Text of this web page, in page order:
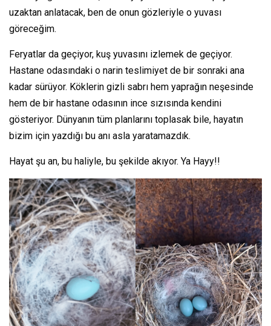
uzaktan anlatacak, ben de onun gözleriyle o yuvası
göreceğim.
Feryatlar da geçiyor, kuş yuvasını izlemek de geçiyor.
Hastane odasındaki o narin teslimiyet de bir sonraki ana
kadar sürüyor. Köklerin gizli sabrı hem yaprağın neşesinde
hem de bir hastane odasının ince sızısında kendini
gösteriyor. Dünyanın tüm planlarını toplasak bile, hayatın
bizim için yazdığı bu anı asla yaratamazdık.
Hayat şu an, bu haliyle, bu şekilde akıyor. Ya Hayy!!